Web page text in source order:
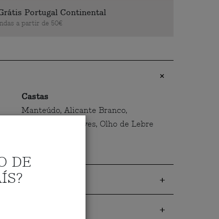
Portugal Continental
a partir de 50€
Castas
Manteúdo, Alicante Branco,
Roupeiro, Diagalves, Olho de Lebre
DE